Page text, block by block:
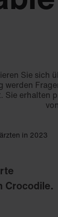
Sie sich
werden
Sie erhalten
Crocodile.